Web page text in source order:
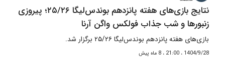
نتایج بازی‌های هفته پانزدهم بوندس‌لیگا ۲۵/۲۶؛ پیروزی
زنبورها و شب جذاب فولکس واگن آرنا
بازی‌های هفته پانزدهم بوندس‌لیگا ۲۵/۲۶ برگزار شد.
1404/9/28 ، 21:00 ، 8 ماه پیش